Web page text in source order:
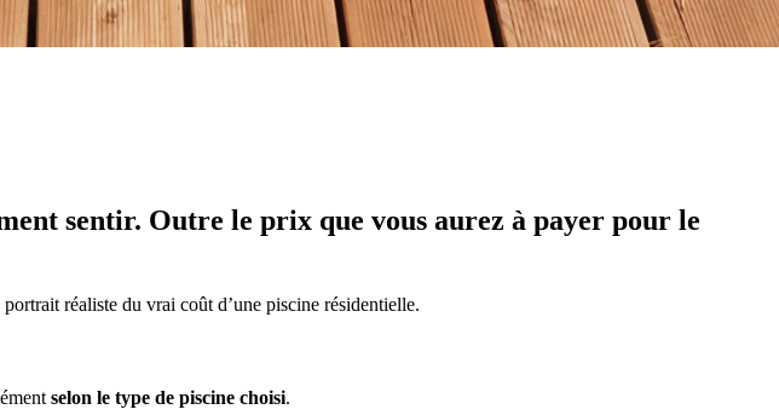
sentir. Outre le prix que vous aurez à payer pour le
réaliste du vrai coût d’une piscine résidentielle.
selon le type de piscine choisi.